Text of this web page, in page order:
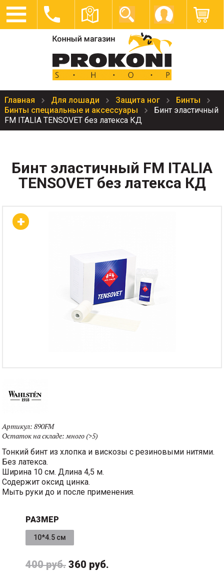
Главная Для лошади Защита ног
Бинты
Бинты специальные и аксессуары
Бинт эластичный
FM ITALIA TENSOVET без латекса КД
Бинт эластичный FM ITALIA
TENSOVET без латекса КД
Артикул:890FM
Остаток на складе:много (>5)
Тонкий бинт из хлопка и вискозы с резиновыми нитями.
Без латекса.
Ширина 10 см. Длина 4,5 м.
Содержит оксид цинка.
Мыть руки до и после применения.
РАЗМЕР
10*4.5 см
400 руб. 360 руб.